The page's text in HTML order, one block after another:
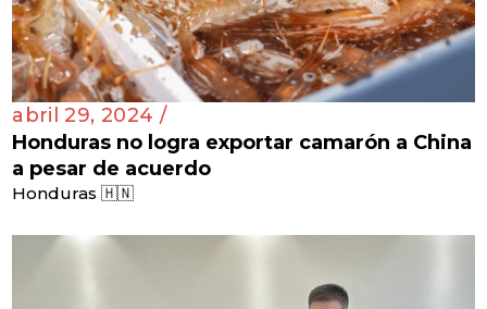
abril 29, 2024 /
Honduras no logra exportar camarón a China
a pesar de acuerdo
Honduras 🇭🇳